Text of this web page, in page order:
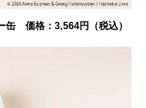
缶 価格：3,564円（税込）